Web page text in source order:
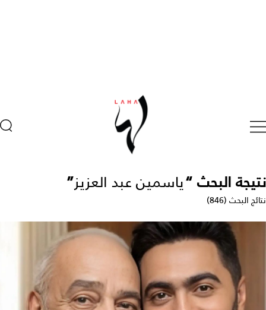
نتيجة البحث “ياسمين عبد العزيز”
نتائج البحث (846)